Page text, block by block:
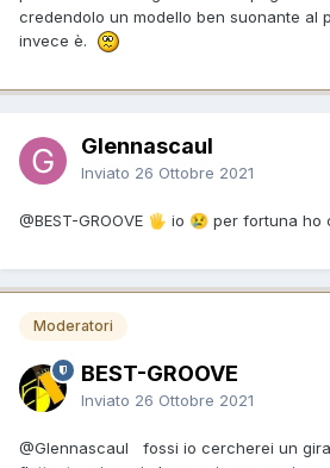
credendolo un modello ben suonante al
invece è.
Glennascaul
Inviato 26 Ottobre 2021
@BEST-GROOVE 🖐️ io 😢 per fortuna ho
Moderatori
BEST-GROOVE
Inviato 26 Ottobre 2021
@Glennascaul fossi io cercherei un